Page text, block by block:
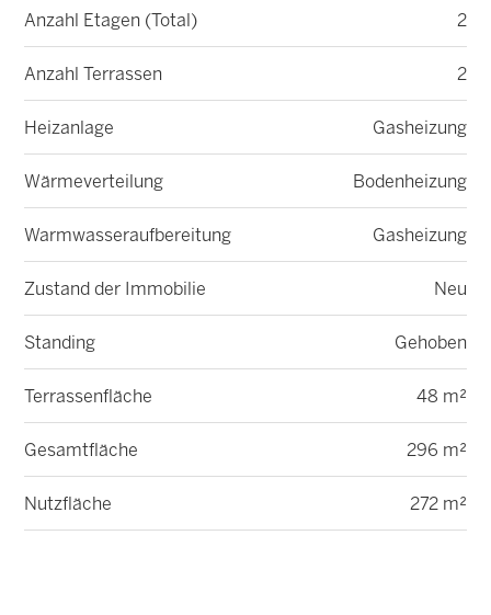
Anzahl Etagen (Total) 2
Anzahl Terrassen 2
Heizanlage Gasheizung
Wärmeverteilung Bodenheizung
Warmwasseraufbereitung Gasheizung
Zustand der Immobilie Neu
Standing Gehoben
Terrassenfläche 48 m²
Gesamtfläche 296 m²
Nutzfläche 272 m²